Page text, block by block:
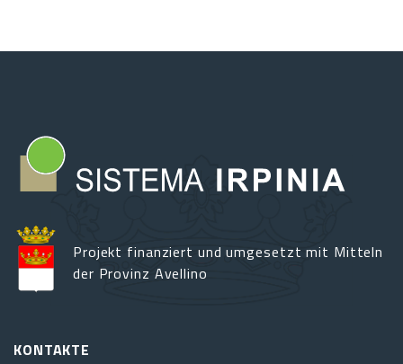
Projekt finanziert und umgesetzt mit Mitteln
der Provinz Avellino
KONTAKTE